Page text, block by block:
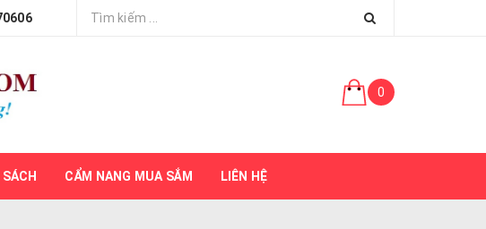
0
CẨM NANG MUA SẮM LIÊN HỆ